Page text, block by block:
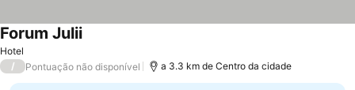
Hotel
Forum JuliiVer preços
/ Pontuação não disponível a 3.3 km de Centro da cidade